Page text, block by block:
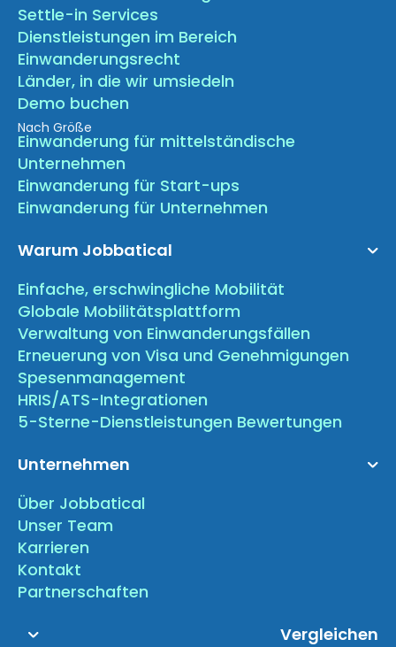
Settle-in Services
Dienstleistungen im Bereich
Einwanderungsrecht
Länder, in die wir umsiedeln
Demo buchen
Nach Größe
Einwanderung für mittelständische
Unternehmen
Einwanderung für Start-ups
Einwanderung für Unternehmen
Warum Jobbatical
Einfache, erschwingliche Mobilität
Globale Mobilitätsplattform
Verwaltung von Einwanderungsfällen
Erneuerung von Visa und Genehmigungen
Spesenmanagement
HRIS/ATS-Integrationen
5-Sterne-Dienstleistungen Bewertungen
Unternehmen
Über Jobbatical
Unser Team
Karrieren
Kontakt
Partnerschaften
Vergleichen